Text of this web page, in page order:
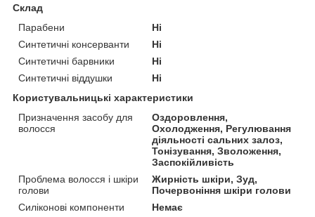
Склад
Парабени
Ні
Синтетичні консерванти
Ні
Синтетичні барвники
Ні
Синтетичні віддушки
Ні
Користувальницькі характеристики
Призначення засобу для
волосся
Оздоровлення,
Охолодження, Регулювання
діяльності сальних залоз,
Тонізування, Зволоження,
Заспокійливість
Проблема волосся і шкіри
голови
Жирність шкіри, Зуд,
Почервоніння шкіри голови
Силіконові компоненти
Немає